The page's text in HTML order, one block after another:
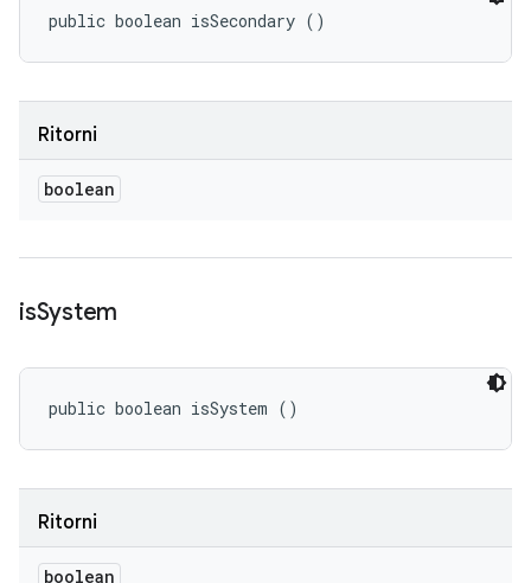
public boolean isSecondary ()
Ritorni
boolean
isSystem
public boolean isSystem ()
Ritorni
boolean